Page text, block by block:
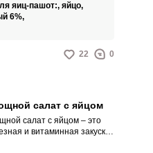
яиц-пашот:, яйцо,
6%,
22 0
салат с яйцом
салат с яйцом – это
и витаминная закуска